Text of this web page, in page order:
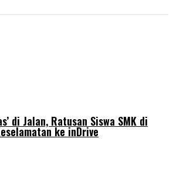
di Jalan, Ratusan Siswa SMK di
ke inDrive